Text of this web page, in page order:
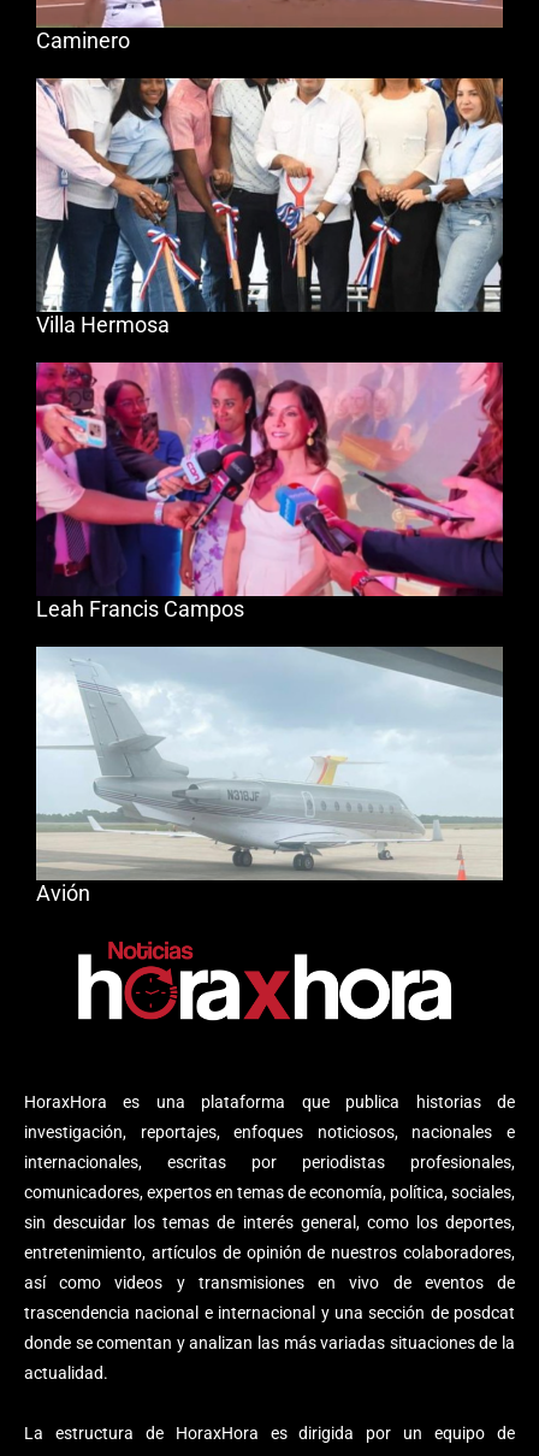
HoraxHora es una plataforma que publica historias de
investigación, reportajes, enfoques noticiosos, nacionales e
internacionales, escritas por periodistas profesionales,
comunicadores, expertos en temas de economía, política, sociales,
sin descuidar los temas de interés general, como los deportes,
entretenimiento, artículos de opinión de nuestros colaboradores,
así como videos y transmisiones en vivo de eventos de
trascendencia nacional e internacional y una sección de posdcat
donde se comentan y analizan las más variadas situaciones de la
actualidad.
La estructura de HoraxHora es dirigida por un equipo de
Caminero
Villa Hermosa
Leah Francis Campos
Avión